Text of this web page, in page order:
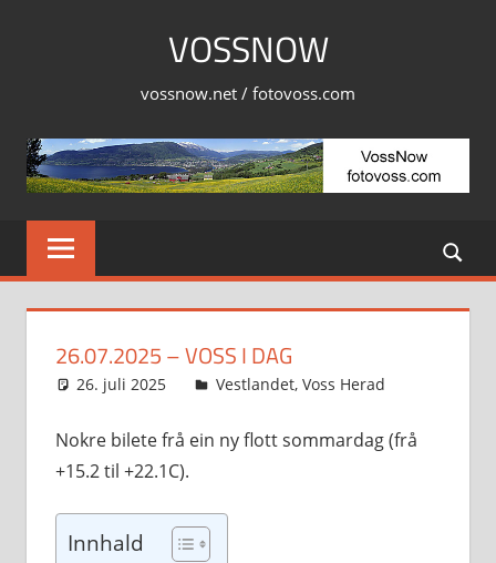
VOSSNOW
vossnow.net / fotovoss.com
26.07.2025 – VOSS I DAG
26. juli 2025 Svein
Vestlandet, Voss Herad
Nokre bilete frå ein ny flott sommardag (frå
+15.2 til +22.1C).
Innhald